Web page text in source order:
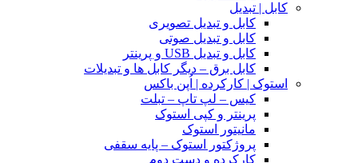
کابل | تبدیل
کابل و تبدیل تصویری
کابل و تبدیل صوتی
کابل و تبدیل USB و پرینتر
کابل برق – دیگر کابل ها و تبدیلات
استوک | کارکرده | اُپن باکس
کیس – لپ تاپ – تبلت
پرینتر و کپی استوک
مانیتور استوک
پروژکتور استوک – پایه سقفی
کارکرده و دست دوم